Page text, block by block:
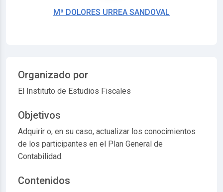
Mª DOLORES URREA SANDOVAL
Organizado por
El Instituto de Estudios Fiscales
Objetivos
Adquirir o, en su caso, actualizar los conocimientos
de los participantes en el Plan General de
Contabilidad.
Contenidos